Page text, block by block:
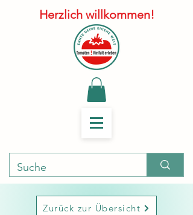
Herzlich willkommen!
Zurück zur Übersicht